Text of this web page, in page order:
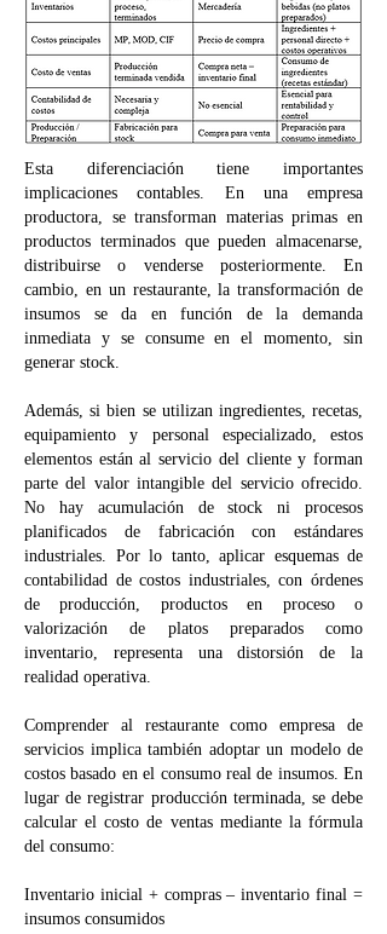
Esta diferenciación tiene importantes
implicaciones contables. En una empresa
productora, se transforman materias primas en
productos terminados que pueden almacenarse,
distribuirse o venderse posteriormente. En
cambio, en un restaurante, la transformación de
insumos se da en función de la demanda
inmediata y se consume en el momento, sin
generar stock.
Además, si bien se utilizan ingredientes, recetas,
equipamiento y personal especializado, estos
elementos están al servicio del cliente y forman
parte del valor intangible del servicio ofrecido.
No hay acumulación de stock ni procesos
planificados de fabricación con estándares
industriales. Por lo tanto, aplicar esquemas de
contabilidad de costos industriales, con órdenes
de producción, productos en proceso o
valorización de platos preparados como
inventario, representa una distorsión de la
realidad operativa.
Comprender al restaurante como empresa de
servicios implica también adoptar un modelo de
costos basado en el consumo real de insumos. En
lugar de registrar producción terminada, se debe
calcular el costo de ventas mediante la fórmula
del consumo:
Inventario inicial + compras – inventario final =
insumos consumidos